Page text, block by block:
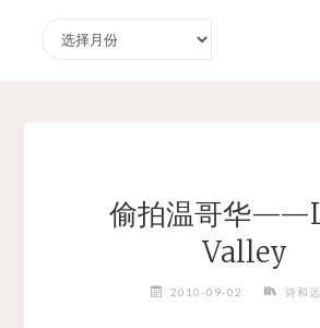
偷拍温哥华
Valley
2010-09-02 诗和